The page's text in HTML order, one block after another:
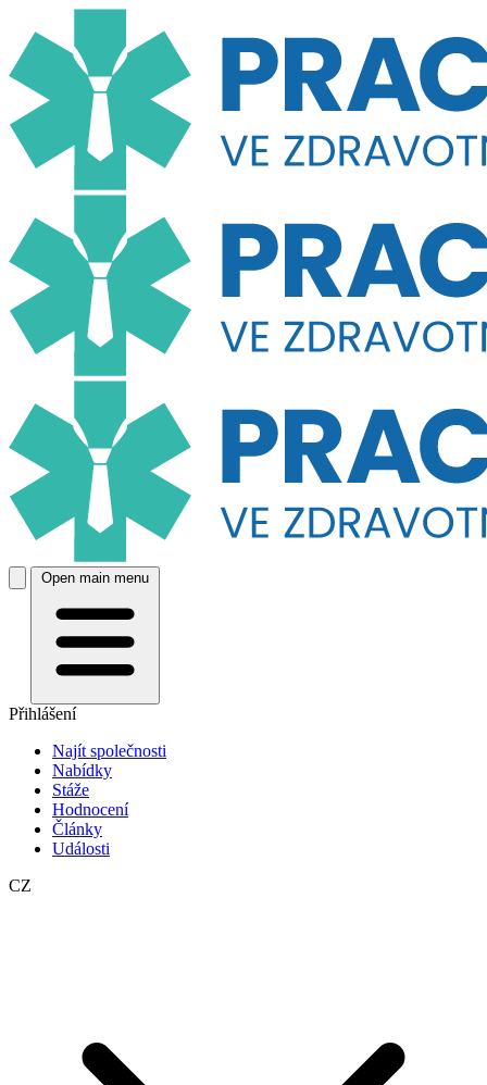
Open main menu
Přihlášení
Najít společnosti
Nabídky
Stáže
Hodnocení
Články
Události
CZ